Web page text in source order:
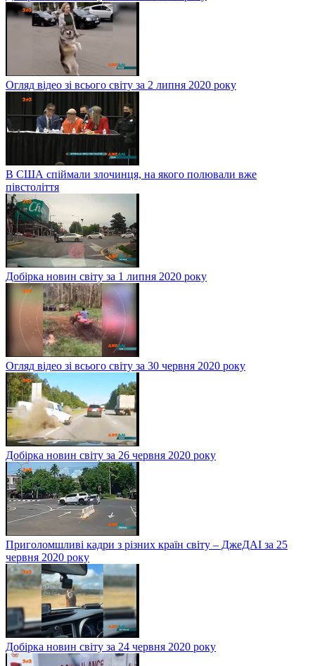
Огляд відео зі всього світу за 2 липня 2020 року
В США спіймали злочинця, на якого полювали вже
півстоліття
Добірка новин світу за 1 липня 2020 року
Огляд відео зі всього світу за 30 червня 2020 року
Добірка новин світу за 26 червня 2020 року
Приголомшливі кадри з різних країн світу – ДжеДАІ за 25
червня 2020 року
Добірка новин світу за 24 червня 2020 року